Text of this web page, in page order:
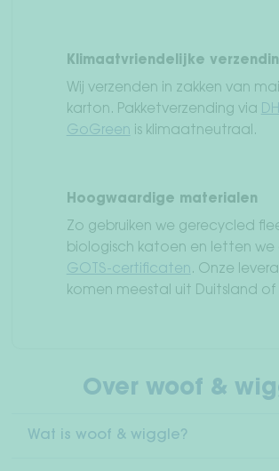
Klimaatvriendelijke
Wij verzenden in zakken van
karton. Pakketverzending via
GoGreen is klimaatneutraal.
Hoogwaardige materialen
Zo gebruiken we gerecycled
biologisch katoen en letten we
GOTS-certificaten . Onze
komen meestal uit Duitsland of
Over woof &
Wat is woof & wiggle?